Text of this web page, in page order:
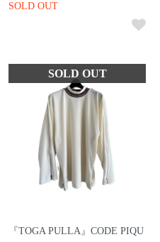
SOLD OUT
『TOGA PULLA』CODE PIQU